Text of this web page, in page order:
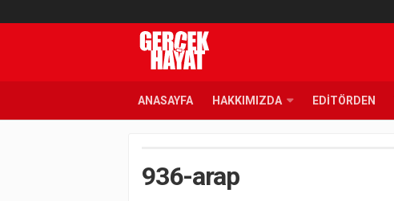
ANASAYFA HAKKIMIZDA EDITÖRDEN
936-arap